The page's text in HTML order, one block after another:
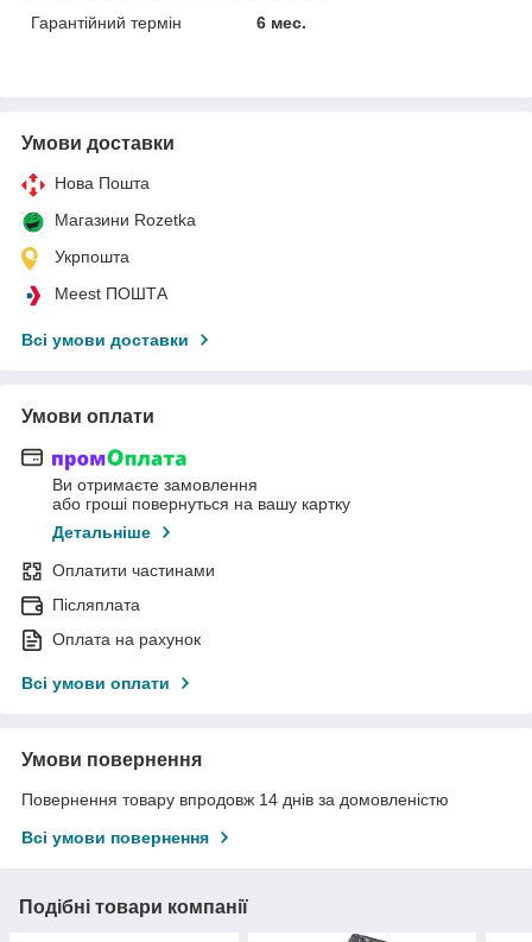
Гарантійний термін
6 мес.
Умови доставки
Нова Пошта
Магазини Rozetka
Укрпошта
Meest ПОШТА
Всі умови доставки
Умови оплати
Ви отримаєте замовлення
або гроші повернуться на вашу картку
Детальніше
Оплатити частинами
Післяплата
Оплата на рахунок
Всі умови оплати
Умови повернення
Повернення товару впродовж 14 днів за домовленістю
Всі умови повернення
Подібні товари компанії